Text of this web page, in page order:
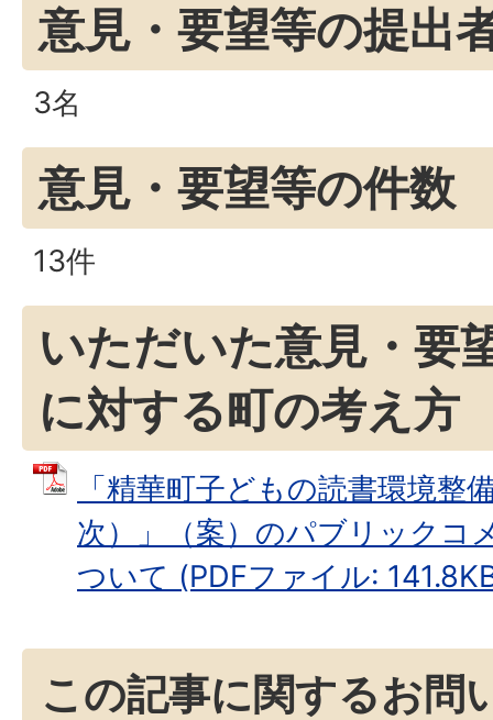
意見・要望等の提出
3名
意見・要望等の件数
13件
いただいた意見・要
に対する町の考え方
「精華町子どもの読書環境整
次）」（案）のパブリックコ
ついて (PDFファイル:
この記事に関するお問